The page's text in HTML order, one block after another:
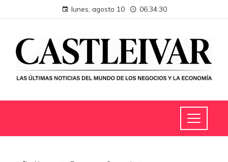
lunes, agosto 10 06:34:31